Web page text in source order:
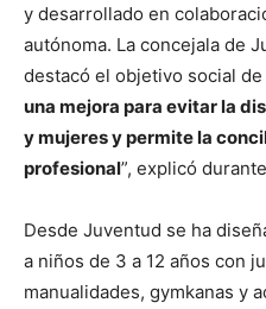
y desarrollado en
autónoma. La concejala de
destacó el objetivo social
una mejora para evitar la
y mujeres y permite la
profesional”, explicó
Desde Juventud se ha
a niños de 3 a 12 años con
manualidades, gymkanas y